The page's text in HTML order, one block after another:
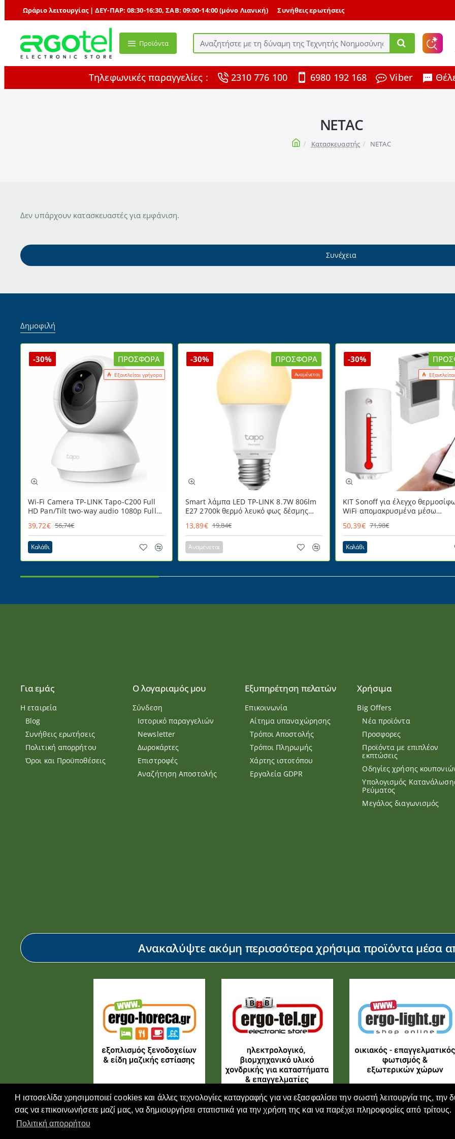
Η ιστοσελίδα χρησιμοποιεί cookies και άλλες τεχνολογίες καταγραφής για να εξασφαλίσει την σωστή λειτουργία της, την
σας να επικοινωνήσετε μαζί μας, να δημιουργήσει στατιστικά για την χρήση της και να παρέχει πληροφορίες από τρίτους.
Πολιτική απορρήτου
Ωράριο λειτουργίας | ΔΕΥ-ΠΑΡ: 08:30-16:30, ΣΑΒ: 09:00-14:00 (μόνο Λιανική) Συνήθεις ερωτήσεις
Προϊόντα
Αναζητήστε
τη
δύναμη
της
Τηλεφωνικές παραγγελίες : 2310 776 100 6980 192 168 Viber
NETAC
homeΚατασκευαστής NETAC
Δεν υπάρχουν κατασκευαστές για εμφάνιση.
Συνέχεια
Δημοφιλή
ΠΡΟΣΦΟΡΆ
Εξαντλείται γρήγορα
-30%
Wi-Fi Camera TP-LINK Tapo-C200 Full
HD Pan/Tilt two-way audio 1080p Full
39,72€ 56,74€
Καλάθι
ΠΡΟΣΦΟΡΆ
-30%
Αναμένεται
Smart λάμπα LED TP-LINK 8.7W 806lm
E27 2700k θερμό λευκό φως δέσμης
13,89€ 19,84€
Αναμένεται
-30%
ΚΙΤ Sonoff για έλεγχο
WiFi απομακρυσμένα μέσω
50,39€ 71,98€
Καλάθι
Για εμάς
Η εταιρεία
Blog
Συνήθεις ερωτήσεις
Πολιτική απορρήτου
Όροι και Προϋποθέσεις
Ο λογαριαμός μου
Σύνδεση
Ιστορικό παραγγελιών
Newsletter
Δωροκάρτες
Επιστροφές
Αναζήτηση Αποστολής
Εξυπηρέτηση πελατών
Επικοινωνία
Αίτημα υπαναχώρησης
Τρόποι Αποστολής
Τρόποι Πληρωμής
Χάρτης ιστοτόπου
Εργαλεία GDPR
Χρήσιμα
Big Offers
Νέα προϊόντα
Προσφορες
Προϊόντα με επιπλέον
εκπτώσεις
Οδηγίες χρήσης
Υπολογισμός
Ρεύματος
Μεγάλος διαγωνισμός
Ανακαλύψτε ακόμη περισσότερα χρήσιμα προϊόντα μέσα